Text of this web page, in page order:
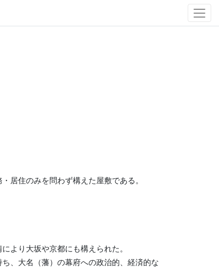
居住のみを問わず構えた屋敷である。
より大坂や京都にも構えられた。
、大名（藩）の幕府への政治的、経済的な